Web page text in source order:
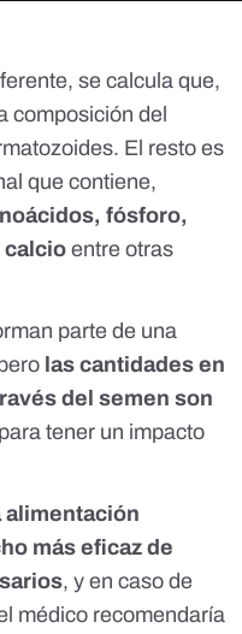
se calcula que,
composición del
El resto es
que contiene,
fósforo,
calcio entre otras
parte de una
las cantidades en
del semen son
tener un impacto
alimentación
más eficaz de
, y en caso de
médico recomendaría